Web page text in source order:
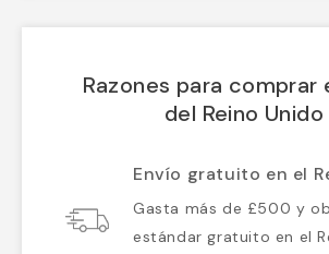
Razones para comprar
del Reino Unido
Envío gratuito en el
Gasta más de £500 y
estándar gratuito en el